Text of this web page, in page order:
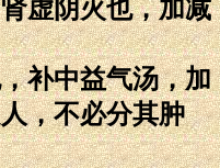
虚阴火也，加减
补中益气汤，加
，不必分其肿